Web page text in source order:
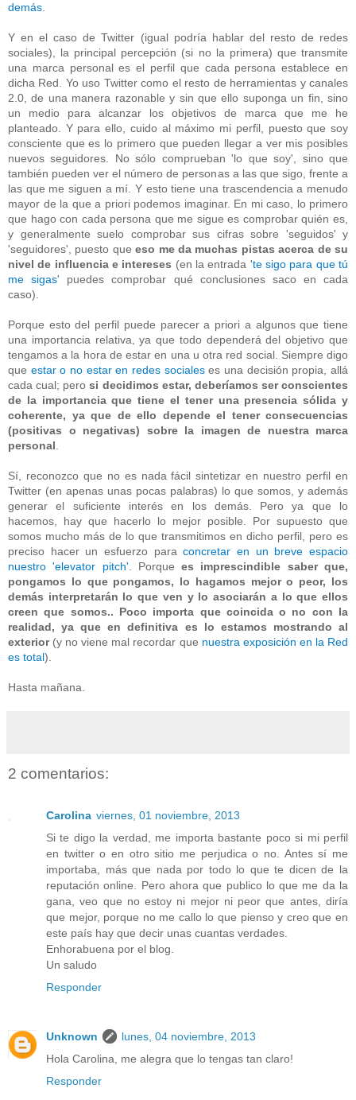
demás
Y en el caso de Twitter (igual podría hablar del resto de redes
sociales), la principal percepción (si no la primera) que transmite
una marca personal es el perfil que cada persona establece en
dicha Red. Yo uso Twitter como el resto de herramientas y canales
2.0, de una manera razonable y sin que ello suponga un fin, sino
un medio para alcanzar los objetivos de marca que me he
planteado. Y para ello, cuido al máximo mi perfil, puesto que soy
consciente que es lo primero que pueden llegar a ver mis posibles
nuevos seguidores. No sólo comprueban 'lo que soy', sino que
también pueden ver el número de personas a las que sigo, frente a
las que me siguen a mí. Y esto tiene una trascendencia a menudo
mayor de la que a priori podemos imaginar. En mi caso, lo primero
que hago con cada persona que me sigue es comprobar quién es,
y generalmente suelo comprobar sus cifras sobre 'seguidos' y
'seguidores', puesto queeso me da muchas pistas acerca de su
nivel de influencia e intereses (en la entrada 'te sigo para que tú
me sigas' puedes comprobar qué conclusiones saco en cada
caso).
Porque esto del perfil puede parecer a priori a algunos que tiene
una importancia relativa, ya que todo dependerá del objetivo que
tengamos a la hora de estar en una u otra red social. Siempre digo
que estar o no estar en redes socialeses una decisión propia, allá
cada cual; perosi decidimos estar, deberíamos ser conscientes
de la importancia que tiene el tener una presencia sólida y
coherente, ya que de ello depende el tener consecuencias
(positivas o negativas) sobre la imagen de nuestra marca
personal
Sí, reconozco que no es nada fácil sintetizar en nuestro perfil en
Twitter (en apenas unas pocas palabras) lo que somos, y además
generar el suficiente interés en los demás. Pero ya que lo
hacemos, hay que hacerlo lo mejor posible. Por supuesto que
somos mucho más de lo que transmitimos en dicho perfil, pero es
preciso hacer un esfuerzo paraconcretar en un breve espacio
nuestro 'elevator pitch' . Porquees imprescindible saber que,
pongamos lo que pongamos, lo hagamos mejor o peor, los
demás interpretarán lo que ven y lo asociarán a lo que ellos
creen que somos.. Poco importa que coincida o no con la
realidad, ya que en definitiva es lo estamos mostrando al
exterior(y no viene mal recordar que nuestra exposición en la Red
es total).
Hasta mañana.
2 comentarios:
Carolina viernes, 01 noviembre, 2013
Si te digo la verdad, me importa bastante poco si mi perfil
en twitter o en otro sitio me perjudica o no. Antes sí me
importaba, más que nada por todo lo que te dicen de la
reputación online. Pero ahora que publico lo que me da la
gana, veo que no estoy ni mejor ni peor que antes, diría
que mejor, porque no me callo lo que pienso y creo que en
este país hay que decir unas cuantas verdades.
Enhorabuena por el blog.
Un saludo
Responder
Unknown
lunes, 04 noviembre, 2013
Hola Carolina, me alegra que lo tengas tan claro!
Responder